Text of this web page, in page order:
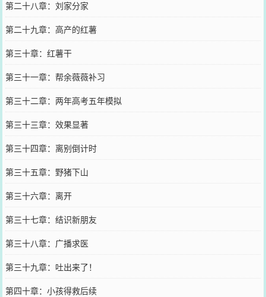
第二十八章：刘家分家
第二十九章：高产的红薯
第三十章：红薯干
第三十一章：帮余薇薇补习
第三十二章：两年高考五年模拟
第三十三章：效果显著
第三十四章：离别倒计时
第三十五章：野猪下山
第三十六章：离开
第三十七章：结识新朋友
第三十八章：广播求医
第三十九章：吐出来了！
第四十章：小孩得救后续